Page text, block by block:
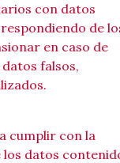
con datos
de
en caso de
falsos,
cumplir con la
datos